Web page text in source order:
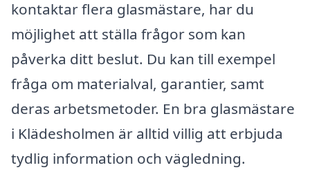
kontaktar flera glasmästare, har du
möjlighet att ställa frågor som kan
påverka ditt beslut. Du kan till exempel
fråga om materialval, garantier, samt
deras arbetsmetoder. En bra glasmästare
i Klädesholmen är alltid villig att erbjuda
tydlig information och vägledning.